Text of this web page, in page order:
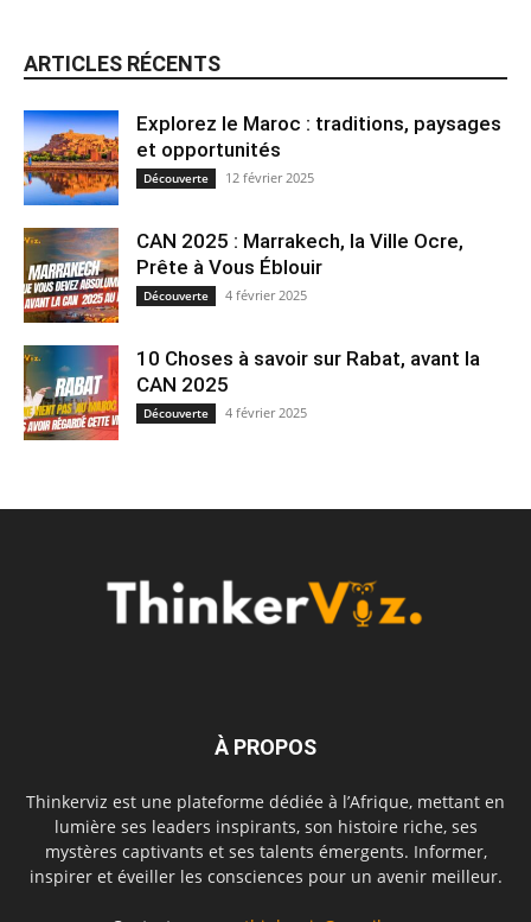
ARTICLES RÉCENTS
Explorez le Maroc : traditions, paysages
et opportunités
Découverte 12 février 2025
CAN 2025 : Marrakech, la Ville Ocre,
Prête à Vous Éblouir
Découverte 4 février 2025
10 Choses à savoir sur Rabat, avant la
CAN 2025
Découverte 4 février 2025
À PROPOS
Thinkerviz est une plateforme dédiée à l’Afrique, mettant en
lumière ses leaders inspirants, son histoire riche, ses
mystères captivants et ses talents émergents. Informer,
inspirer et éveiller les consciences pour un avenir meilleur.